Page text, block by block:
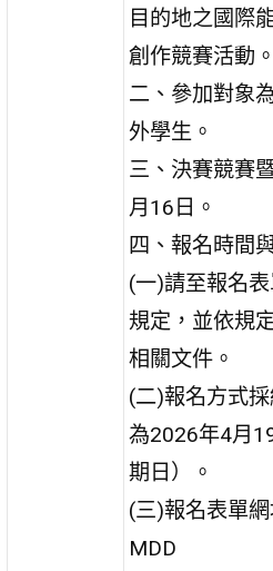
目的地之國際
創作競賽活動。
二、參加對象
外學生。
三、決賽競賽
月16日。
四、報名時間
(一)請至報名
規定，並依規
相關文件。
(二)報名方式
為2026年4月
期日）。
(三)報名表單
MDD